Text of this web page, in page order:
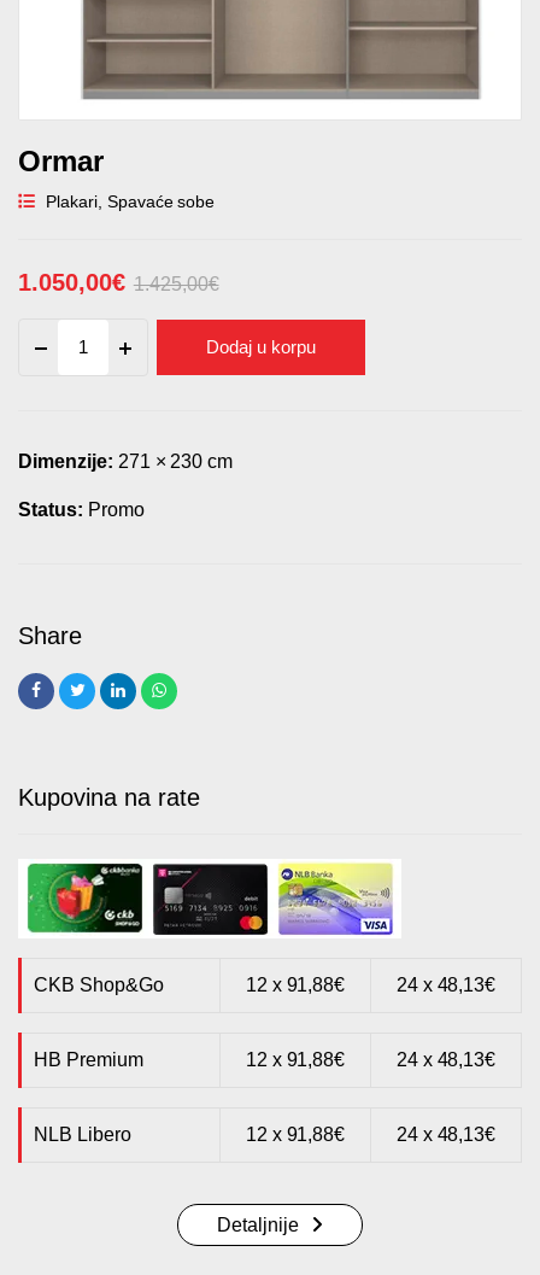
Ormar
Plakari, Spavaće sobe
1.425,00€
Originalna
cena
1.425,00€.
1.050,00€
Trenutna
cena quantity
Dodaj u korpu
Dimenzije: 271 × 230 cm
Status: Promo
Kupovina na rate
CKB Shop&Go 12 x 91,88€ 24 x 48,13€
HB Premium 12 x 91,88€ 24 x 48,13€
NLB Libero 12 x 91,88€ 24 x 48,13€
Detaljnije